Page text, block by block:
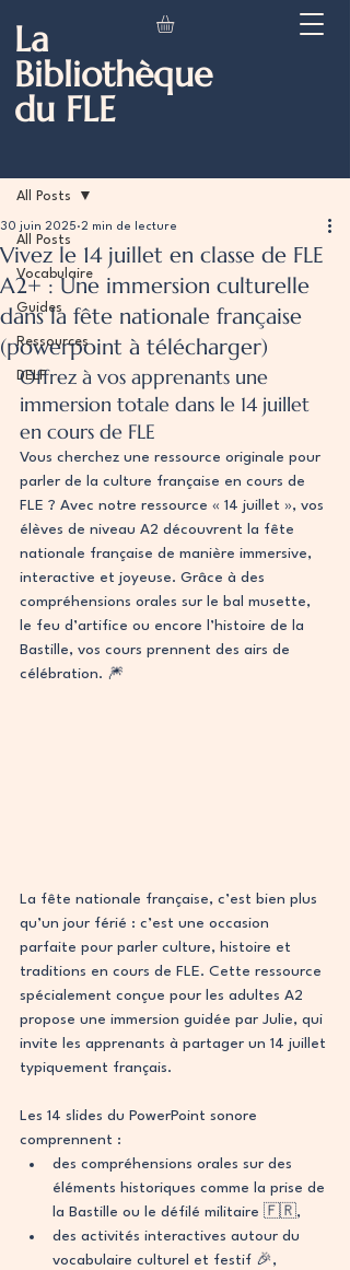
La
Bibliothèque
du FLE
All Posts
Vocabulaire
Guides
Ressources
DELF
All Posts
Vivez le 14 juillet en classe de FLE
A2+ : Une immersion culturelle
dans la fête nationale française
(powerpoint à télécharger)
30 juin 2025 2 min de lecture
Offrez à vos apprenants une
immersion totale dans le 14 juillet
en cours de FLE
Vous cherchez une ressource originale pour
parler de la culture française en cours de
FLE ? Avec notre ressource « 14 juillet », vos
élèves de niveau A2 découvrent la fête
nationale française de manière immersive,
interactive et joyeuse. Grâce à des
compréhensions orales sur le bal musette,
le feu d’artifice ou encore l’histoire de la
Bastille, vos cours prennent des airs de
célébration. 🎆
La fête nationale française, c’est bien plus
qu’un jour férié : c’est une occasion
parfaite pour parler culture, histoire et
traditions en cours de FLE. Cette ressource
spécialement conçue pour les adultes A2
propose une immersion guidée par Julie, qui
invite les apprenants à partager un 14 juillet
typiquement français.
Les 14 slides du PowerPoint sonore
comprennent :
des compréhensions orales sur des
éléments historiques comme la prise de
la Bastille ou le défilé militaire 🇫🇷,
des activités interactives autour du
vocabulaire culturel et festif 🎉,